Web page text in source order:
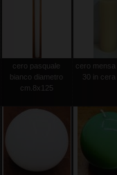
cero pasquale
bianco diametro
cm.8x125
cero
30 in cera